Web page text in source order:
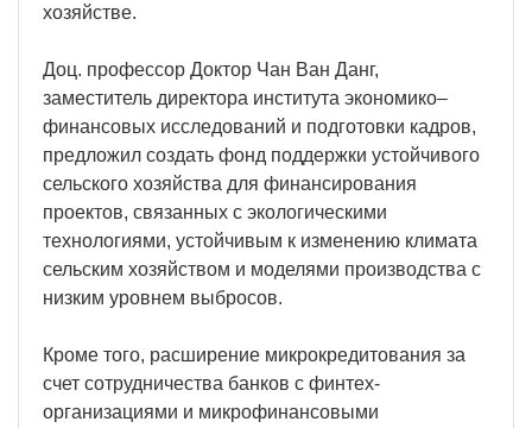
хозяйстве.
Доц. профессор Доктор Чан Ван Данг,
заместитель директора института экономико–
финансовых исследований и подготовки кадров,
предложил создать фонд поддержки устойчивого
сельского хозяйства для финансирования
проектов, связанных с экологическими
технологиями, устойчивым к изменению климата
сельским хозяйством и моделями производства с
низким уровнем выбросов.
Кроме того, расширение микрокредитования за
счет сотрудничества банков с финтех-
организациями и микрофинансовыми